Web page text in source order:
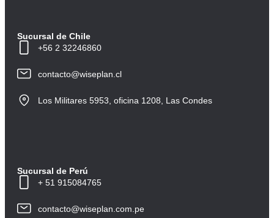
+56 2 32246860
contacto@wiseplan.cl
Los Militares 5953, oficina 1208, Las Condes
Sucursal de Chile
+ 51 915084765
contacto@wiseplan.com.pe
Sucursal de Perú